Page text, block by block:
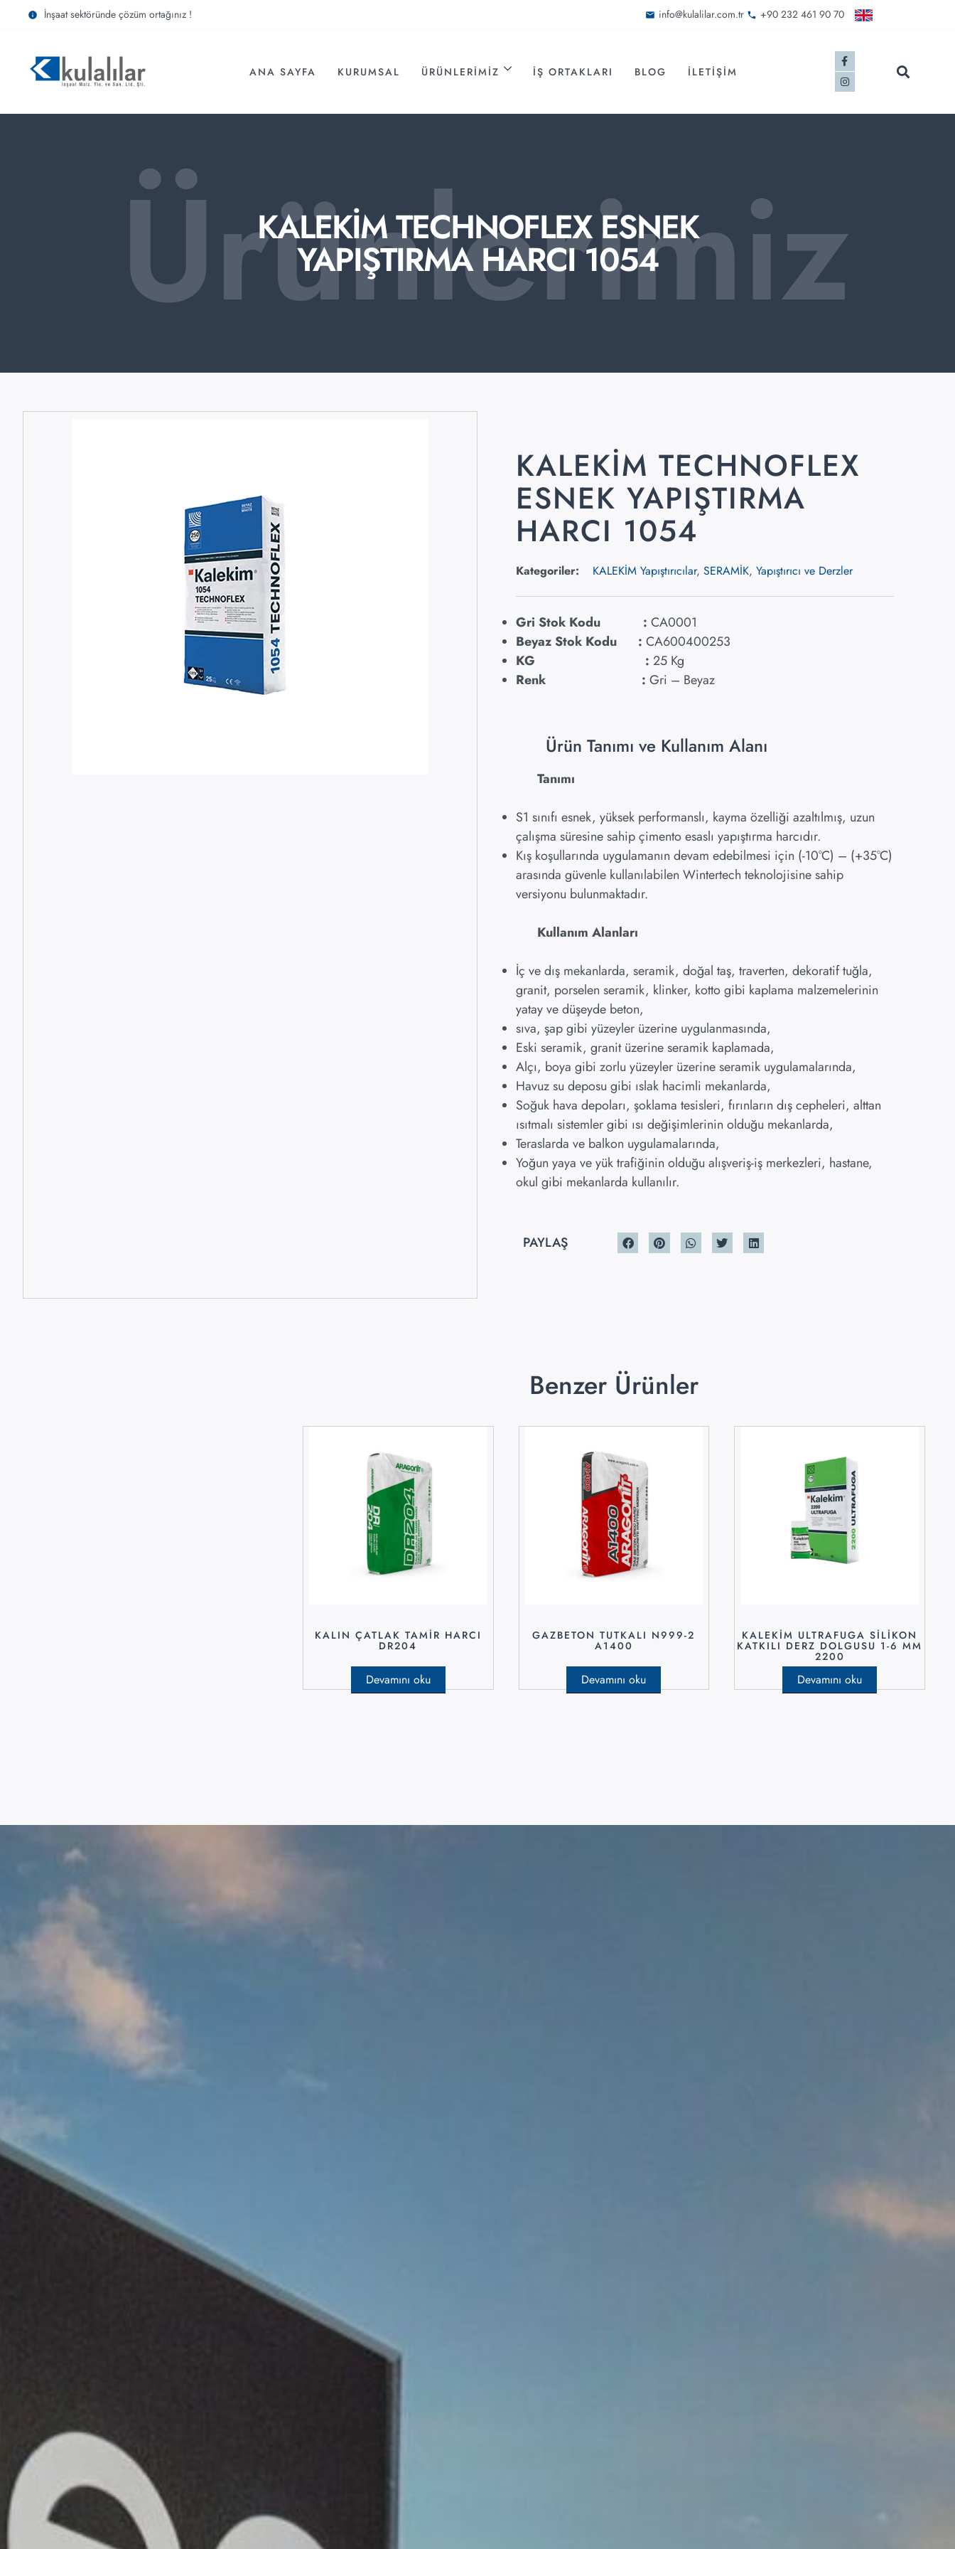
İnşaat sektöründe çözüm ortağınız ! info@kulalilar.com.tr +90 232 461 90 70
ANA SAYFA KURUMSAL ÜRÜNLERIMIZ İŞ ORTAKLARI BLOG İLETIŞIM
Ürünlerimiz
KALEKİM TECHNOFLEX ESNEK
YAPIŞTIRMA HARCI 1054
KALEKİM TECHNOFLEX
ESNEK YAPIŞTIRMA
HARCI 1054
Kategoriler: KALEKİM Yapıştırıcılar, SERAMİK, Yapıştırıcı ve Derzler
Gri Stok Kodu : CA0001
Beyaz Stok Kodu : CA600400253
KG : 25 Kg
Renk : Gri – Beyaz
Ürün Tanımı ve Kullanım Alanı
Tanımı
S1 sınıfı esnek, yüksek performanslı, kayma özelliği azaltılmış, uzun
çalışma süresine sahip çimento esaslı yapıştırma harcıdır.
Kış koşullarında uygulamanın devam edebilmesi için (-10°C) – (+35°C)
arasında güvenle kullanılabilen Wintertech teknolojisine sahip
versiyonu bulunmaktadır.
Kullanım Alanları
İç ve dış mekanlarda, seramik, doğal taş, traverten, dekoratif tuğla,
granit, porselen seramik, klinker, kotto gibi kaplama malzemelerinin
yatay ve düşeyde beton,
sıva, şap gibi yüzeyler üzerine uygulanmasında,
Eski seramik, granit üzerine seramik kaplamada,
Alçı, boya gibi zorlu yüzeyler üzerine seramik uygulamalarında,
Havuz su deposu gibi ıslak hacimli mekanlarda,
Soğuk hava depoları, şoklama tesisleri, fırınların dış cepheleri, alttan
ısıtmalı sistemler gibi ısı değişimlerinin olduğu mekanlarda,
Teraslarda ve balkon uygulamalarında,
Yoğun yaya ve yük trafiğinin olduğu alışveriş-iş merkezleri, hastane,
okul gibi mekanlarda kullanılır.
PAYLAŞ
Benzer Ürünler
KALIN ÇATLAK TAMİR HARCI
DR204
Devamını oku
GAZBETON TUTKALI N999-2
A1400
Devamını oku
KALEKİM ULTRAFUGA SİLİKON
KATKILI DERZ DOLGUSU 1-6 MM
2200
Devamını oku